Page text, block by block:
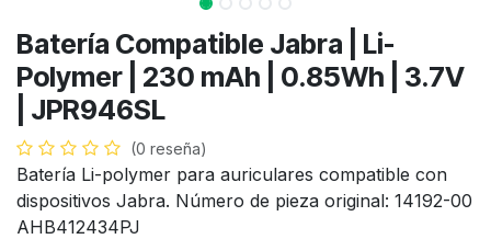
Batería Compatible Jabra | Li-
Polymer | 230 mAh | 0.85Wh | 3.7V
| JPR946SL
(0 reseña)
Batería Li-polymer para auriculares compatible con
dispositivos Jabra. Número de pieza original: 14192-00
AHB412434PJ